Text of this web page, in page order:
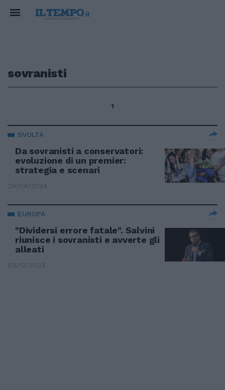
sovranisti
1
SVOLTA
Da sovranisti a conservatori:
evoluzione di un premier:
strategia e scenari
29/04/2024
EUROPA
"Dividersi errore fatale". Salvini
riunisce i sovranisti e avverte gli
alleati
03/12/2023